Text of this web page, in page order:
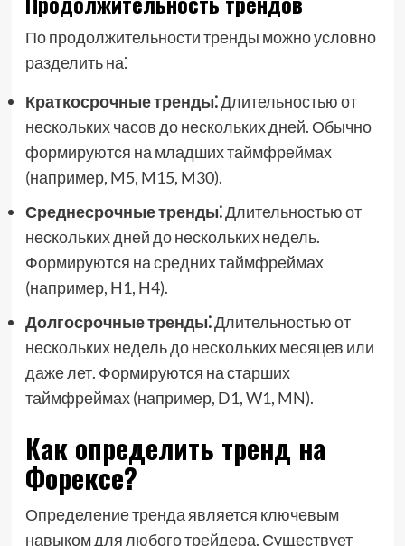
По продолжительности тренды можно условно
разделить на⁚
Краткосрочные тренды⁚Длительностью от
нескольких часов до нескольких дней. Обычно
формируются на младших таймфреймах
(например, M5, M15, M30).
Среднесрочные тренды⁚Длительностью от
нескольких дней до нескольких недель.
Формируются на средних таймфреймах
(например, H1, H4).
Долгосрочные тренды⁚Длительностью от
нескольких недель до нескольких месяцев или
даже лет. Формируются на старших
таймфреймах (например, D1, W1, MN).
Как определить тренд на
Форексе?
Определение тренда является ключевым
навыком для любого трейдера. Существует